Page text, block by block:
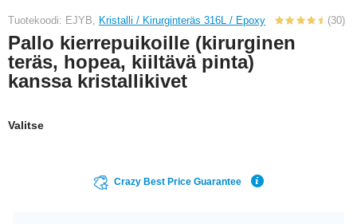
Tuotekoodi: EJYB, Kristalli / Kirurginteräs 316L / Epoxy (30)
Pallo kierrepuikoille (kirurginen
teräs, hopea, kiiltävä pinta)
kanssa kristallikivet
Valitse
Crazy Best Price Guarantee